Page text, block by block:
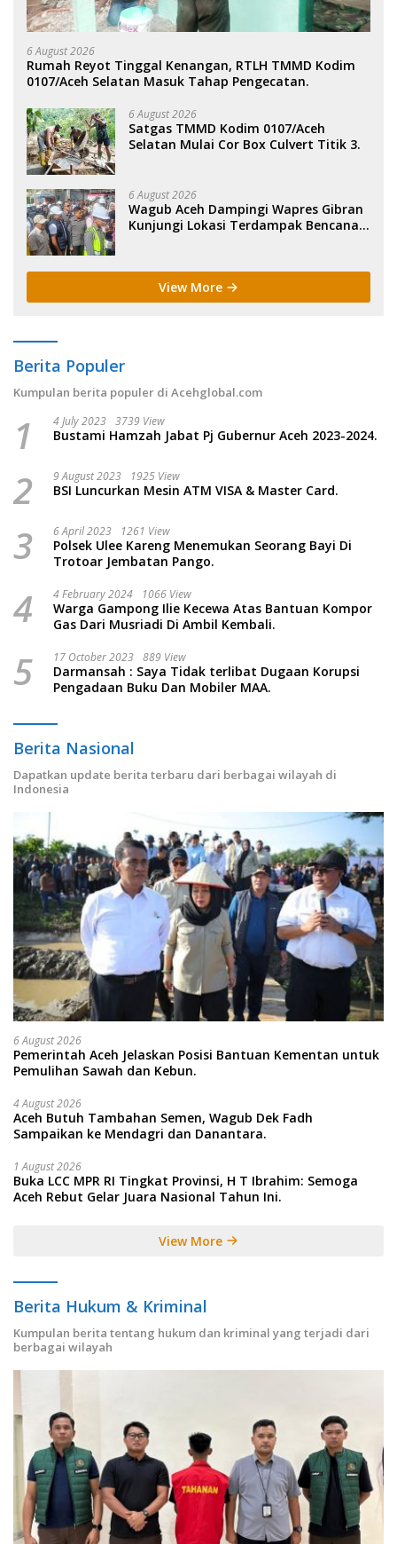
6 August 2026
Rumah Reyot Tinggal Kenangan, RTLH TMMD Kodim
0107/Aceh Selatan Masuk Tahap Pengecatan.
6 August 2026
Satgas TMMD Kodim 0107/Aceh
Selatan Mulai Cor Box Culvert Titik 3.
6 August 2026
Wagub Aceh Dampingi Wapres Gibran
Kunjungi Lokasi Terdampak Bencana
View More
Berita Populer
Kumpulan berita populer di Acehglobal.com
1 4 July 2023 3739 View
Bustami Hamzah Jabat Pj Gubernur Aceh 2023-2024.
2 9 August 2023 1925 View
BSI Luncurkan Mesin ATM VISA & Master Card.
3 6 April 2023 1261 View
Polsek Ulee Kareng Menemukan Seorang Bayi Di
Trotoar Jembatan Pango.
4 4 February 2024 1066 View
Warga Gampong Ilie Kecewa Atas Bantuan Kompor
Gas Dari Musriadi Di Ambil Kembali.
5 17 October 2023 889 View
Darmansah : Saya Tidak terlibat Dugaan Korupsi
Pengadaan Buku Dan Mobiler MAA.
Berita Nasional
Dapatkan update berita terbaru dari berbagai wilayah di
Indonesia
6 August 2026
Pemerintah Aceh Jelaskan Posisi Bantuan Kementan untuk
Pemulihan Sawah dan Kebun.
4 August 2026
Aceh Butuh Tambahan Semen, Wagub Dek Fadh
Sampaikan ke Mendagri dan Danantara.
1 August 2026
Buka LCC MPR RI Tingkat Provinsi, H T Ibrahim: Semoga
Aceh Rebut Gelar Juara Nasional Tahun Ini.
View More
Berita Hukum & Kriminal
Kumpulan berita tentang hukum dan kriminal yang terjadi dari
berbagai wilayah